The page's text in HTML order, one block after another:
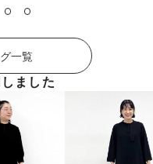
一覧
ました